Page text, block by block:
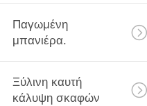
Παγωμένη
μπανιέρα.
Ξύλινη καυτή
κάλυψη σκαφών